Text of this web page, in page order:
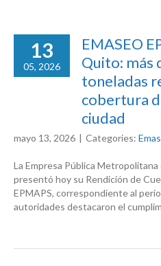
13
05, 2026
EMASEO
Quito: más
toneladas
cobertura
ciudad
mayo 13, 2026 | Categories:
La Empresa Pública Metropolitana
presentó hoy su Rendición de
EPMAPS, correspondiente al
autoridades destacaron el